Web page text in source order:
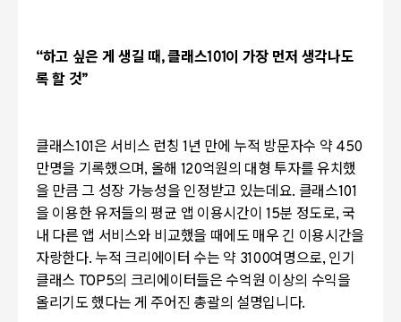
“하고 싶은 게 생길 때 ,클래스101이 가장 먼저 생각나도
록 할 것”
클래스101은 서비스 런칭 1년 만에 누적 방문자수 약450
만명을 기록했으며 , 올해 120억원의 대형 투자를 유치했
을 만큼 그 성장 가능성을 인정받고 있는데요. 클래스101
을 이용한 유저들의 평균 앱 이용시간이 15분 정도로, 국
내 다른 앱 서비스와 비교했을 때에도 매우 긴 이용시간을
자랑한다. 누적 크리에이터 수는 약3100여명으로, 인기
클래스 TOP5의 크리에이터들은 수억원 이상의 수익을
올리기도 했다는 게 주어진 총괄의 설명입니다.